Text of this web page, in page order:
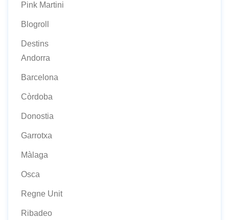
Pink Martini
Blogroll
Destins
Andorra
Barcelona
Còrdoba
Donostia
Garrotxa
Màlaga
Osca
Regne Unit
Ribadeo